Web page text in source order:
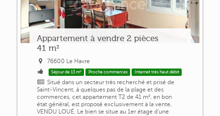
Appartement à vendre 2 pièces
41 m²
76600 Le Havre
Séjour de 13 m² Proche commerces Internet très haut débit
Situé dans un secteur très recherché et prisé de
Saint-Vincent, à quelques pas de la plage et des
commerces, cet appartement T2 de 41 m², en bon
état général, est proposé exclusivement à la vente,
VENDU LOUÉ. Le bien se situe au 1er étage d'une